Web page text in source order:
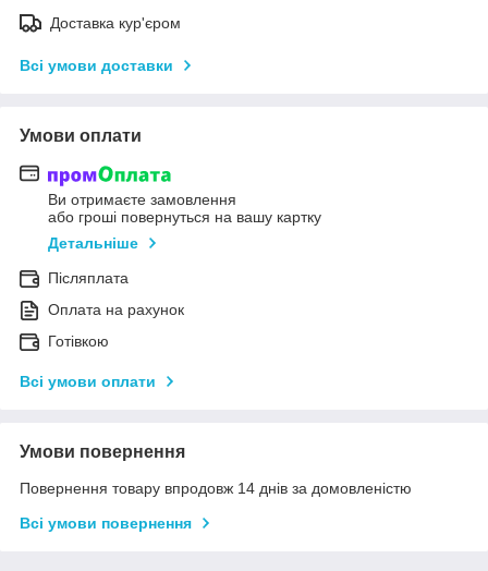
Доставка кур'єром
Всі умови доставки
Умови оплати
Ви отримаєте замовлення
або гроші повернуться на вашу картку
Детальніше
Післяплата
Оплата на рахунок
Готівкою
Всі умови оплати
Умови повернення
Повернення товару впродовж 14 днів за домовленістю
Всі умови повернення